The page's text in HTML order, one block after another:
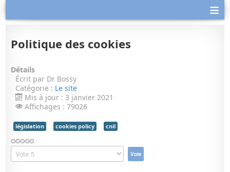
≡
Politique des cookies
Détails
Écrit par Dr Bossy
Catégorie : Le site
Mis à jour : 3 janvier 2021
Affichages : 79026
législation cookies policy cnil
Veuillez
voter